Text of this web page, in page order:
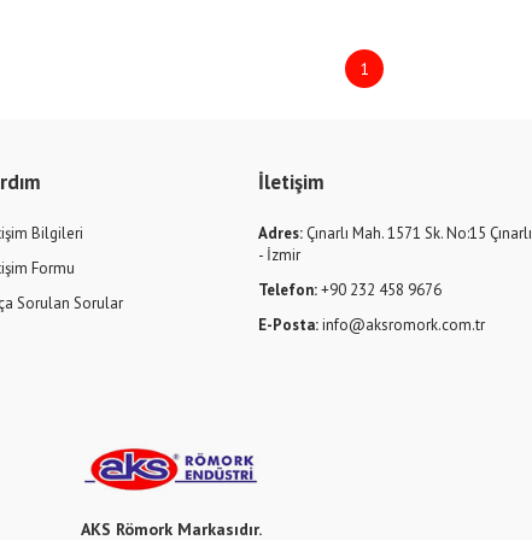
1
Bilgileri
Formu
Sorulan Sorular
İletişim
Adres: Çınarlı Mah. 1571 Sk. No:15 Çınarlı
- İzmir
Telefon:+90 232 458 9676
E-Posta:info@aksromork.com.tr
AKS Römork Markasıdır.